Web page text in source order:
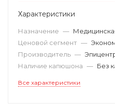
Характеристики
Назначение —
Ценовой сегмент —
Производитель —
Наличие капюшона — Без
Все характеристики